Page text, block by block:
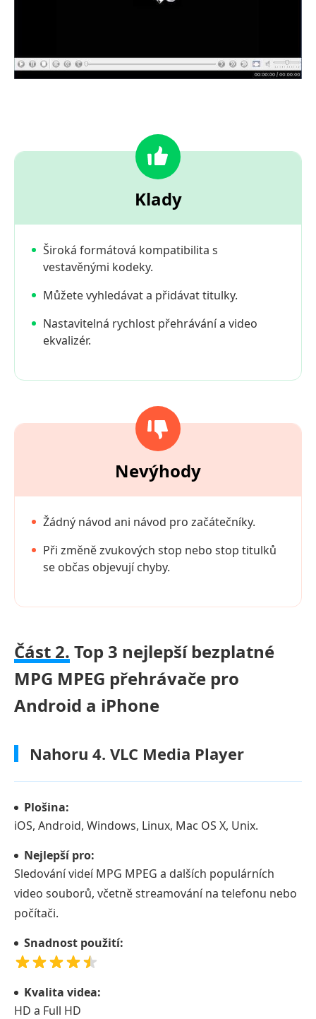
Klady
Široká formátová kompatibilita s
vestavěnými kodeky.
Můžete vyhledávat a přidávat titulky.
Nastavitelná rychlost přehrávání a video
ekvalizér.
Nevýhody
Žádný návod ani návod pro začátečníky.
Při změně zvukových stop nebo stop titulků
se občas objevují chyby.
Část 2. Top 3 nejlepší bezplatné
MPG MPEG přehrávače pro
Android a iPhone
Nahoru 4. VLC Media Player
Plošina:
iOS, Android, Windows, Linux, Mac OS X, Unix.
Nejlepší pro:
Sledování videí MPG MPEG a dalších populárních
video souborů, včetně streamování na telefonu nebo
počítači.
Snadnost použití:
Kvalita videa:
HD a Full HD